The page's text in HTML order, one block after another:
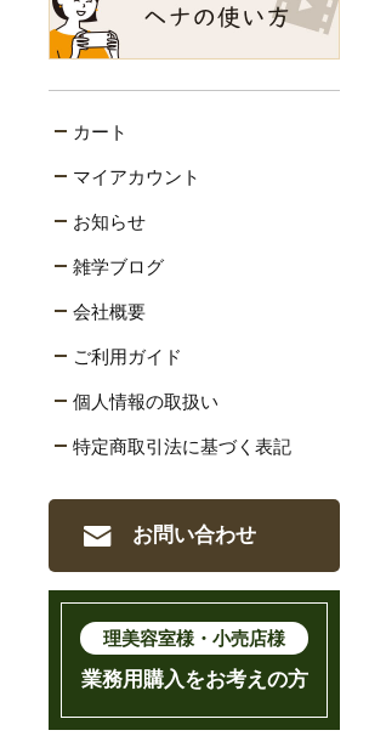
カート
マイアカウント
お知らせ
雑学ブログ
会社概要
ご利用ガイド
個人情報の取扱い
特定商取引法に基づく表記
お問い合わせ
理美容室様・小売店様
業務用購入をお考えの方